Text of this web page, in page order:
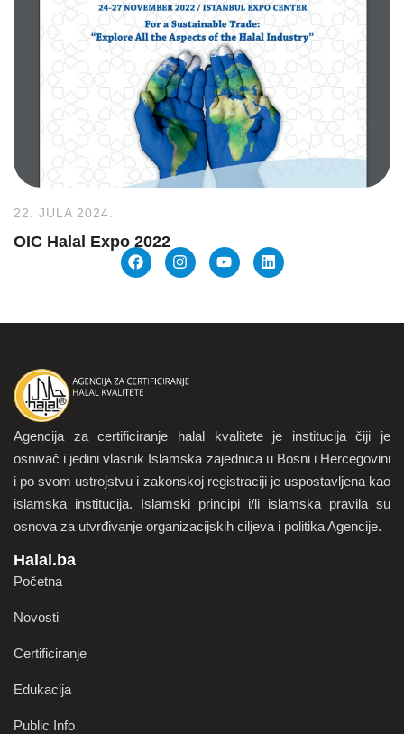
22. JULA 2024.
OIC Halal Expo 2022
Agencija za certificiranje halal kvalitete je institucija čiji je
osnivač i jedini vlasnik Islamska zajednica u Bosni i Hercegovini
i po svom ustrojstvu i zakonskoj registraciji je uspostavljena kao
islamska institucija. Islamski principi i/li islamska pravila su
osnova za utvrđivanje organizacijskih ciljeva i politika Agencije.
Halal.ba
Početna
Novosti
Certificiranje
Edukacija
Public Info